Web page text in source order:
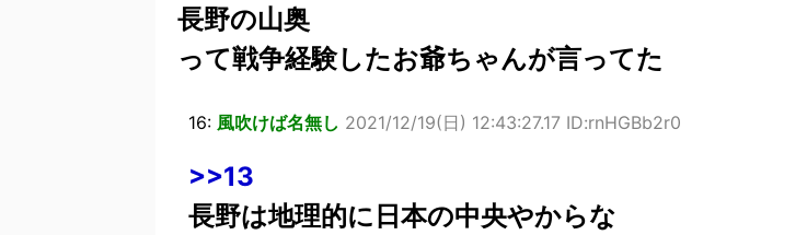
長野の山奥
って戦争経験したお爺ちゃんが言ってた
16: 風吹けば名無し 2021/12/19(日) 12:43:27.17 ID:rnHGBb2r0
>>13
長野は地理的に日本の中央やからな